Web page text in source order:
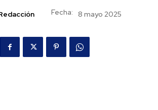
Fecha: 8 mayo 2025